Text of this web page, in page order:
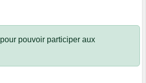
pour pouvoir participer aux